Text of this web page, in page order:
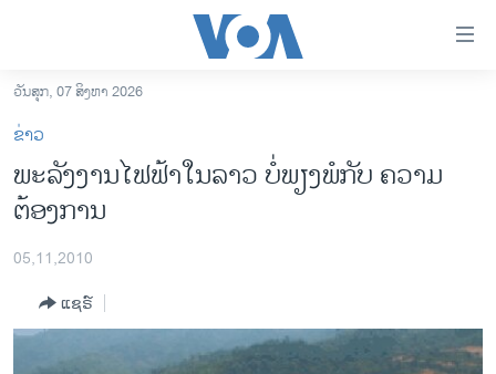
ເຂົ້າ
ຫາ
ຂ້າມ
ຂ້າມ
ຫາ
ອາເມຣິກາ
ຂ່າວ​ຈີນ
ໂລກ
ເອເຊຍ
ວັນສຸກ, 07 ສິງຫາ 2026
ຂ່າວ
ພະລັງງານໄຟຟ້າໃນລາວ ບໍ່ພຽງພໍກັບ ຄວາມ
ຕ້ອງການ
05,11,2010
ແຊຣ໌